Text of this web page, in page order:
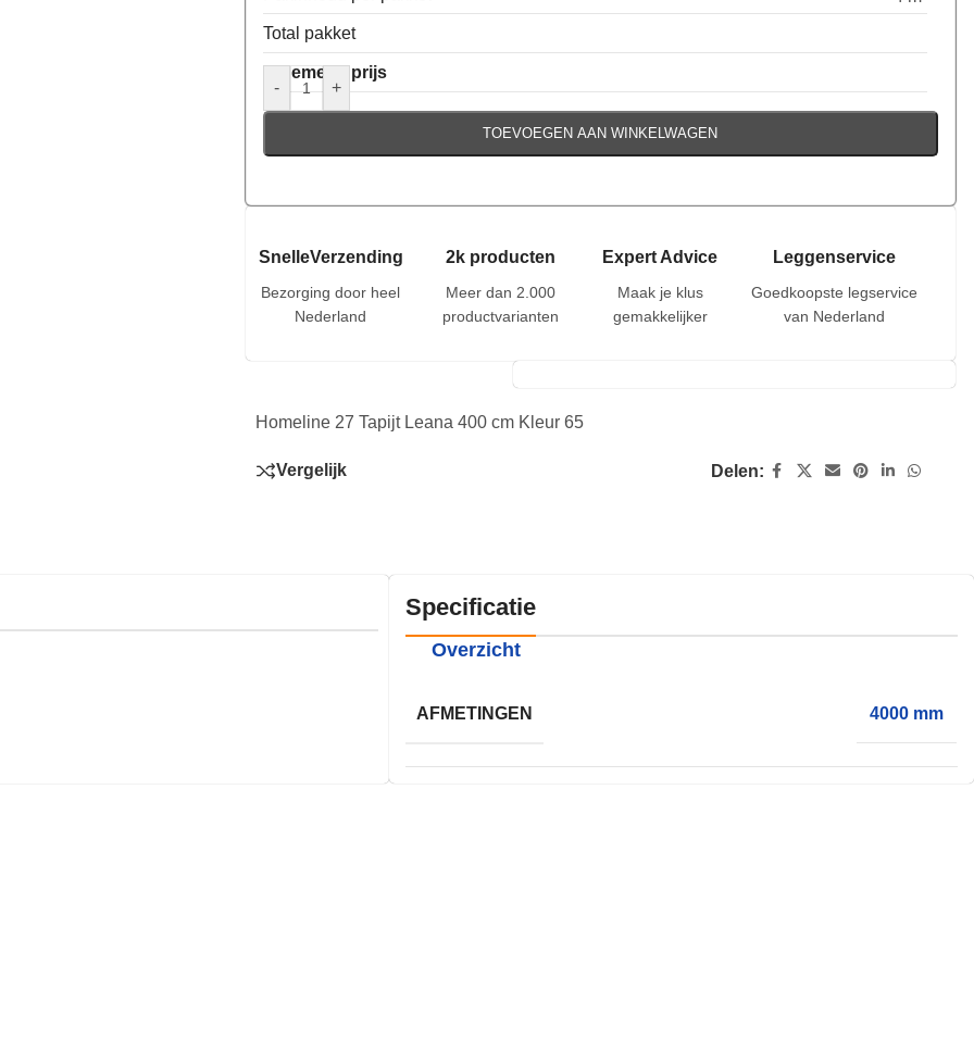
Total pakket
Algemene prijs
-
+
TOEVOEGEN AAN WINKELWAGEN
SnelleVerzending
Bezorging door heel
Nederland
2k producten
Meer dan 2.000
productvarianten
Expert Advice
Maak je klus
gemakkelijker
Leggenservice
Goedkoopste legservice
van Nederland
Homeline 27 Tapijt Leana 400 cm Kleur 65
Vergelijk Delen:
Specificatie
Overzicht
AFMETINGEN 4000 mm